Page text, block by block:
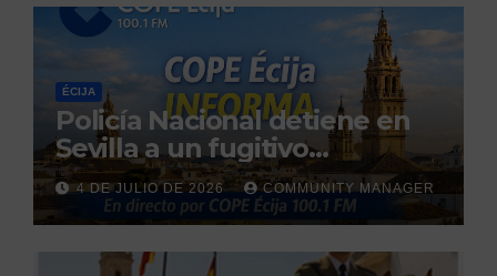
ÉCIJA
Policía Nacional detiene en
Sevilla a un fugitivo
reclamado por narcotráfico
tras no regresar a prisión
durante un permiso
penitenciario
4 DE JULIO DE 2026 COMMUNITY MANAGER